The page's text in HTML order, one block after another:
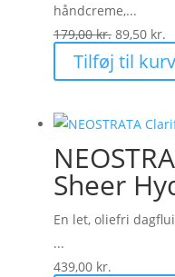
håndcreme,...
179,00kr. Den
oprindelige
pris
179,00 kr..
89,50 kr.
Tilføj til kurv
Sheer
En let, oliefri
...
439,00 kr.